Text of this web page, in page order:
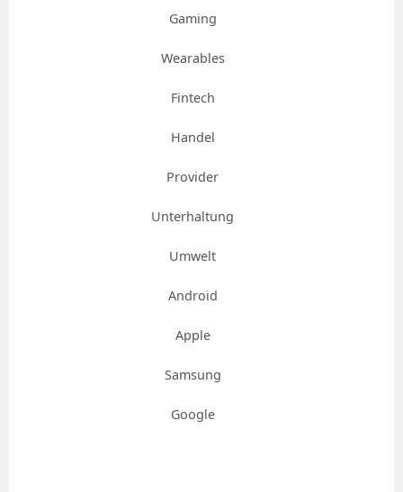
Gaming
Wearables
Fintech
Handel
Provider
Unterhaltung
Umwelt
Android
Apple
Samsung
Google